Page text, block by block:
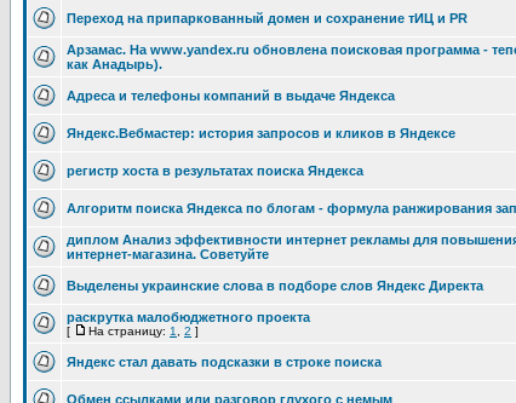
Переход на припаркованный домен и сохранение тИЦ и PR
Арзамас. На www.yandex.ru обновлена поисковая программа -
как Анадырь).
Адреса и телефоны компаний в выдаче Яндекса
Яндекс.Вебмастер: история запросов и кликов в Яндексе
регистр хоста в результатах поиска Яндекса
Алгоритм поиска Яндекса по блогам - формула ранжирования
диплом Анализ эффективности интернет рекламы для
интернет-магазина. Советуйте
Выделены украинские слова в подборе слов Яндекс Директа
раскрутка малобюджетного проекта
[ На страницу: 1 2 ]
Яндекс стал давать подсказки в строке поиска
Обмен ссылками или разговор глухого с немым